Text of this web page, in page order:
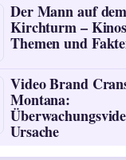
Der Mann auf dem
Kirchturm –
Themen und
Video Brand
Montana:
Ursache